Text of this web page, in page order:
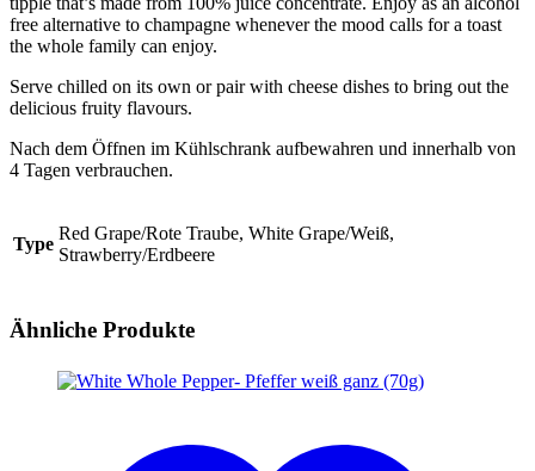
free alternative to champagne whenever the mood calls for a toast
the whole family can enjoy.
Serve chilled on its own or pair with cheese dishes to bring out the
delicious fruity flavours.
Nach dem Öffnen im Kühlschrank aufbewahren und innerhalb von
4 Tagen verbrauchen.
Type
Red Grape/Rote Traube, White Grape/Weiß,
Strawberry/Erdbeere
Ähnliche Produkte